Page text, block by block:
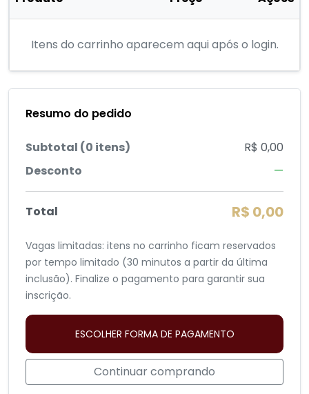
Itens do carrinho aparecem aqui após o login.
Resumo do pedido
Subtotal (0 itens)
R$ 0,00
Desconto
—
Total R$ 0,00
Vagas limitadas: itens no carrinho ficam reservados
por tempo limitado (30 minutos a partir da última
inclusão). Finalize o pagamento para garantir sua
inscrição.
ESCOLHER FORMA DE PAGAMENTO
Continuar comprando